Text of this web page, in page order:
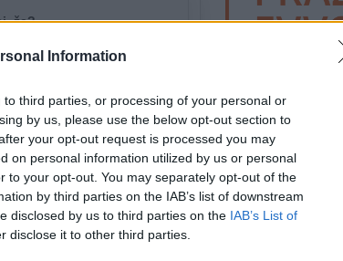
Information
third parties, or processing of your personal or
by us, please use the below opt-out section to
your opt-out request is processed you may
on personal information utilized by us or personal
to your opt-out. You may separately opt-out of the
by third parties on the IAB’s list of downstream
disclosed by us to third parties on the IAB’s List of
disclose it to other third parties.